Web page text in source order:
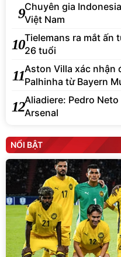
9Chuyên gia
Việt Nam
10Tielemans ra mắt ấn
26 tuổi
11Aston Villa xác nhận
Palhinha từ Bayern
12Aliadiere: Pedro
Arsenal
NỔI BẬT